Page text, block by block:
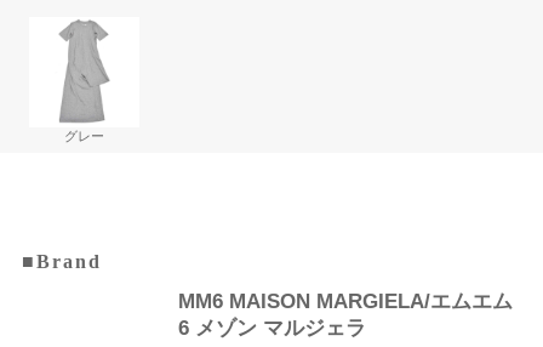
グレー
■Brand
MM6 MAISON MARGIELA/エムエム
6 メゾン マルジェラ